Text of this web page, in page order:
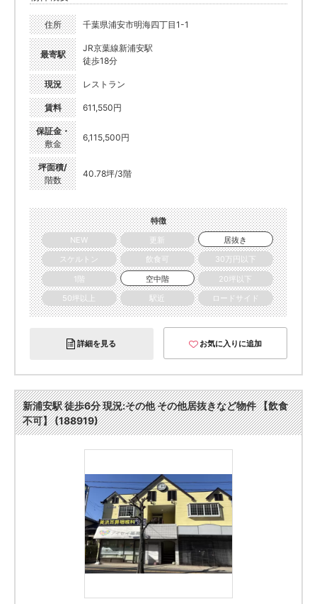
住所 千葉県浦安市明海四丁目1-1
最寄駅
JR京葉線新浦安駅
徒歩18分
現況 レストラン
賃料 611,550円
保証金・
敷金
6,115,500円
坪面積/
階数
40.78坪/3階
特徴
NEW
更新
居抜き
スケルトン
飲食可
30万円以下
1階
空中階
20坪以下
50坪以上
駅近 ロードサイド
詳細を見る お気に入りに追加
新浦安駅 徒歩6分 現況:その他 その他居抜きなど物件 【飲食
不可】 (188919)